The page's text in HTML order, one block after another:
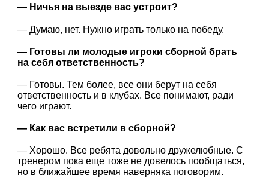
— Ничья на выезде вас устроит?
— Думаю, нет. Нужно играть только на победу.
— Готовы ли молодые игроки сборной брать
на себя ответственность?
— Готовы. Тем более, все они берут на себя
ответственность и в клубах. Все понимают, ради
чего играют.
— Как вас встретили в сборной?
— Хорошо. Все ребята довольно дружелюбные. С
тренером пока еще тоже не довелось пообщаться,
но в ближайшее время наверняка поговорим.